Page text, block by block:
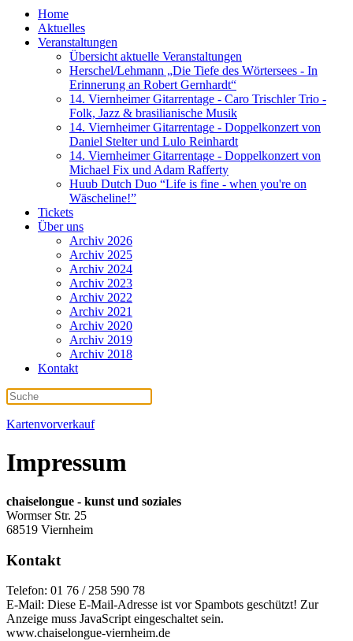
Home
Aktuelles
Veranstaltungen
Übersicht aktuelle Veranstaltungen
Herschel/Lehmann „Die Tiefe des Wörtersees - In
Erinnerung an Robert Gernhardt“
14. Viernheimer Gitarrentage - Caro Trischler Trio -
Folk, Jazz & brasilianische Musik
14. Viernheimer Gitarrentage - Doppelkonzert von
Daniel Stelter und Lulo Reinhardt
14. Viernheimer Gitarrentage - Doppelkonzert von
Michael Fix und Adam Rafferty
Huub Dutch Duo “Life is fine - when you're on
Wäscheline!”
Tickets
Über uns
Archiv 2026
Archiv 2025
Archiv 2024
Archiv 2023
Archiv 2022
Archiv 2021
Archiv 2020
Archiv 2019
Archiv 2018
Kontakt
Kartenvorverkauf
Impressum
chaiselongue - kunst und soziales
Wormser Str. 25
68519 Viernheim
Kontakt
Telefon: 01 76 / 258 590 78
E-Mail: Diese E-Mail-Adresse ist vor Spambots geschützt! Zur
Anzeige muss JavaScript eingeschaltet sein.
www.chaiselongue-viernheim.de